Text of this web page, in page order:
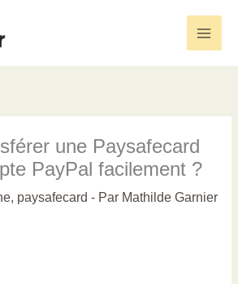
Main
une Paysafecard
PayPal facilement ?
, paysafecard - Par Mathilde Garnier